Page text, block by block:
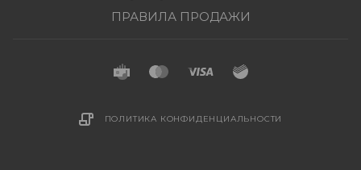
ПРАВИЛА ПРОДАЖИ
ПОЛИТИКА КОНФИДЕНЦИАЛЬНОСТИ